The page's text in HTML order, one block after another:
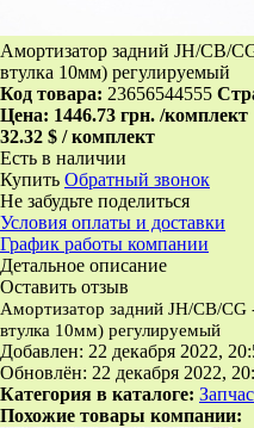
Амортизатор задний JH/CB/
втулка 10мм) регулируемый
Код товара: 23656544555
Цена: 1446.73 грн. /комплект
32.32 $ / комплект
Есть в наличии
Купить Обратный звонок
Не забудьте поделиться
Условия оплаты и доставки
График работы компании
Детальное описание
Оставить отзыв
Амортизатор задний JH/CB/
втулка 10мм) регулируемый
Добавлен: 22 декабря 2022,
Обновлён: 22 декабря 2022,
Категория в каталоге:
Похожие товары компании: